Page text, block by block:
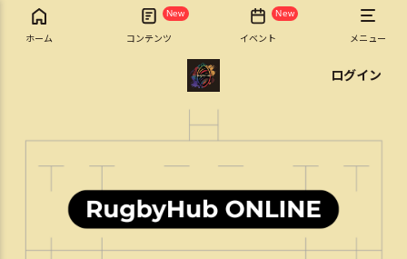
ホーム
New
コンテンツ
New
イベント メニュー
ログイン